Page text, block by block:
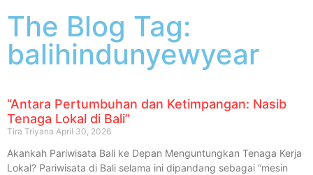
The Blog Tag:
balihindunyewyear
“Antara Pertumbuhan dan Ketimpangan: Nasib
Tenaga Lokal di Bali”
Tira Triyana April 30, 2026
Akankah Pariwisata Bali ke Depan Menguntungkan Tenaga Kerja
Lokal? Pariwisata di Bali selama ini dipandang sebagai “mesin